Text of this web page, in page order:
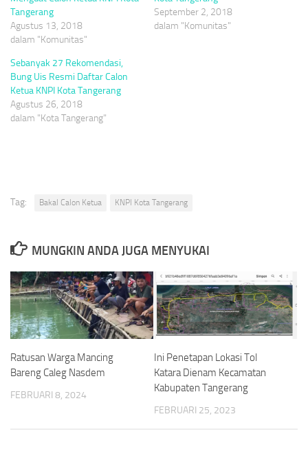
Tangerang
Agustus 13, 2018
dalam "Komunitas"
September 2, 2018
dalam "Komunitas"
Sebanyak 27 Rekomendasi,
Bung Uis Resmi Daftar Calon
Ketua KNPI Kota Tangerang
Agustus 26, 2018
dalam "Kota Tangerang"
Tag: Bakal Calon Ketua KNPI Kota Tangerang
MUNGKIN ANDA JUGA MENYUKAI
Ratusan Warga Mancing
Bareng Caleg Nasdem
FEBRUARI 8, 2024
Ini Penetapan Lokasi Tol
Katara Dienam Kecamatan
Kabupaten Tangerang
FEBRUARI 25, 2023